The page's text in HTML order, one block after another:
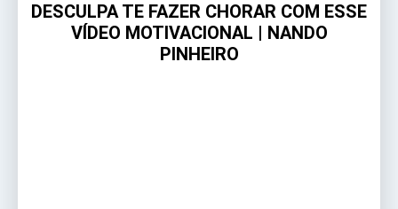
DESCULPA TE FAZER CHORAR COM ESSE
VÍDEO MOTIVACIONAL | NANDO
PINHEIRO